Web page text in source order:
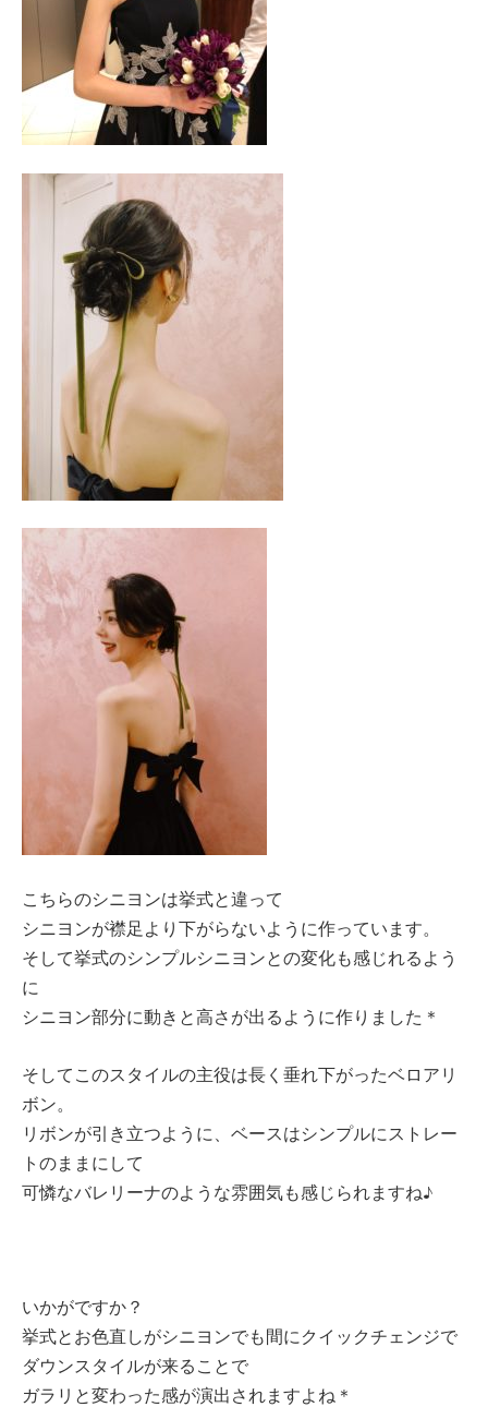
こちらのシニヨンは挙式と違って
シニヨンが襟足より下がらないように作っています。
そして挙式のシンプルシニヨンとの変化も感じれるよう
に
シニヨン部分に動きと高さが出るように作りました＊
そしてこのスタイルの主役は長く垂れ下がったベロアリ
ボン。
リボンが引き立つように、ベースはシンプルにストレー
トのままにして
可憐なバレリーナのような雰囲気も感じられますね♪
いかがですか？
挙式とお色直しがシニヨンでも間にクイックチェンジで
ダウンスタイルが来ることで
ガラリと変わった感が演出されますよね＊